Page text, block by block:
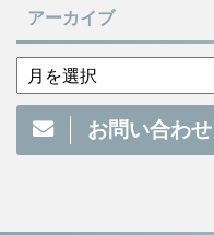
アーカイブ
お問い合わ